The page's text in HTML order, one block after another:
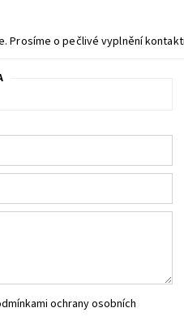
Prosíme o pečlivé vyplnění
ochrany osobních